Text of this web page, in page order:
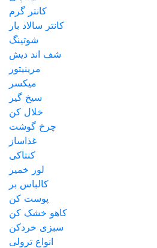
کانتر گرم
کانتر سالاد بار
شوتینگ
شف اند دیش
مرینیتور
میکسر
سیخ گیر
خلال کن
چرخ گوشت
غذاساز
کنتاکی
لور خمیر
کالباس بر
پوست کن
کاهو خشک کن
سبزی خردکن
انواع ترولی